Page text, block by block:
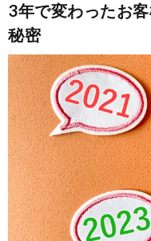
3年で変わったお
秘密